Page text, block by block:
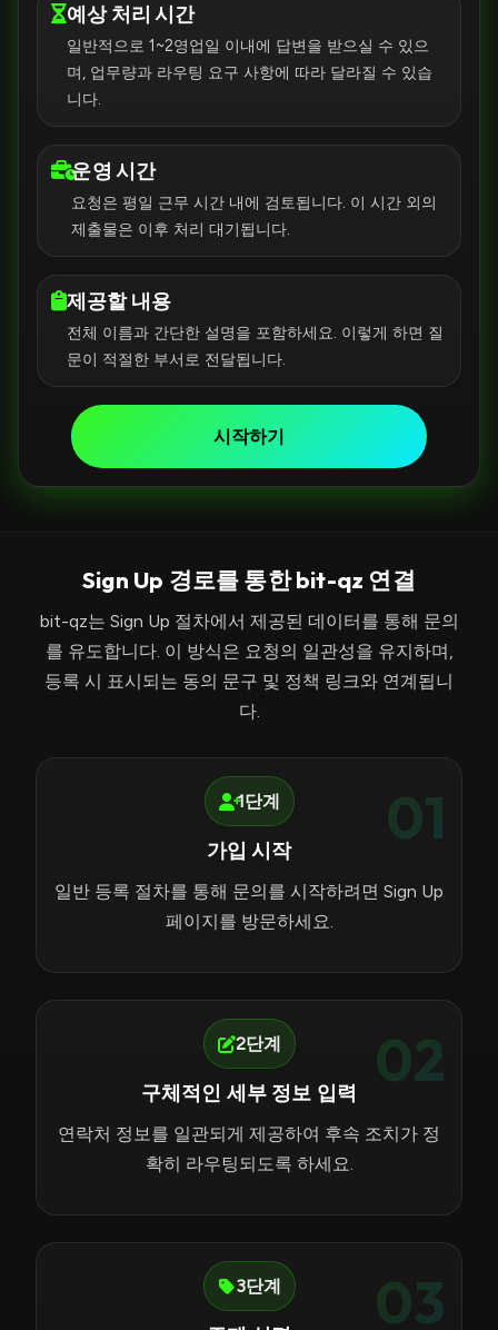
예상 처리 시간
일반적으로 1~2영업일 이내에 답변을 받으실 수 있으
며, 업무량과 라우팅 요구 사항에 따라 달라질 수 있습
니다.
운영 시간
요청은 평일 근무 시간 내에 검토됩니다. 이 시간 외의
제출물은 이후 처리 대기됩니다.
제공할 내용
전체 이름과 간단한 설명을 포함하세요. 이렇게 하면 질
문이 적절한 부서로 전달됩니다.
시작하기
Sign Up 경로를 통한 bit-qz 연결
bit-qz는 Sign Up 절차에서 제공된 데이터를 통해 문의
를 유도합니다. 이 방식은 요청의 일관성을 유지하며,
등록 시 표시되는 동의 문구 및 정책 링크와 연계됩니
다.
01
1단계
가입 시작
일반 등록 절차를 통해 문의를 시작하려면 Sign Up
페이지를 방문하세요.
02
2단계
구체적인 세부 정보 입력
연락처 정보를 일관되게 제공하여 후속 조치가 정
확히 라우팅되도록 하세요.
03
3단계